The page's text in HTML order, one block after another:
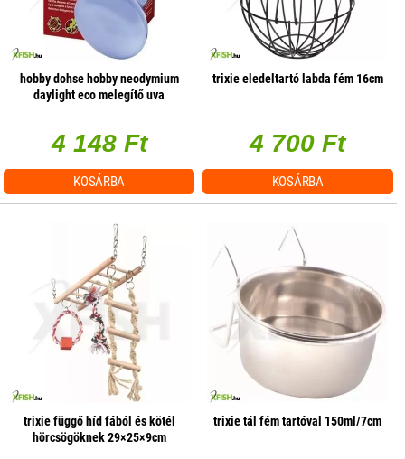
hobby dohse hobby neodymium
daylight eco melegítő uva
4 148 Ft
KOSÁRBA
trixie eledeltartó labda fém 16cm
4 700 Ft
KOSÁRBA
trixie függő híd fából és kötél
hörcsögöknek 29×25×9cm
trixie tál fém tartóval 150ml/7cm